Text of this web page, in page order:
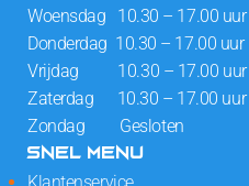
Woensdag 10.30 – 17.00 uur
Donderdag 10.30 – 17.00 uur
Vrijdag 10.30 – 17.00 uur
Zaterdag 10.30 – 17.00 uur
Zondag Gesloten
SNEL MENU